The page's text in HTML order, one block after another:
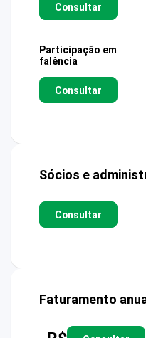
Consultar
Participação em
falência
Consultar
Sócios e
Consultar
Faturamento